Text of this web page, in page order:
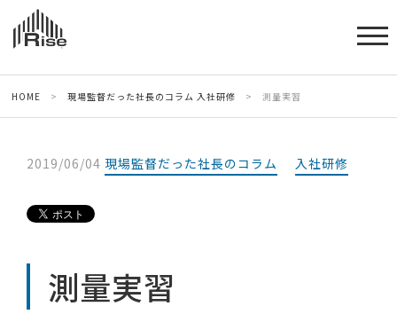
HOME > 現場監督だった社長のコラム 入社研修 > 測量実習
2019/06/04 現場監督だった社長のコラム 入社研修
測量実習